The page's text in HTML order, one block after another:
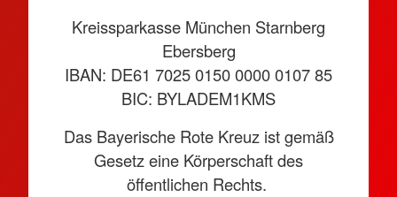
Kreissparkasse München Starnberg
Ebersberg
IBAN: DE61 7025 0150 0000 0107 85
BIC: BYLADEM1KMS
Das Bayerische Rote Kreuz ist gemäß
Gesetz eine Körperschaft des
öffentlichen Rechts.